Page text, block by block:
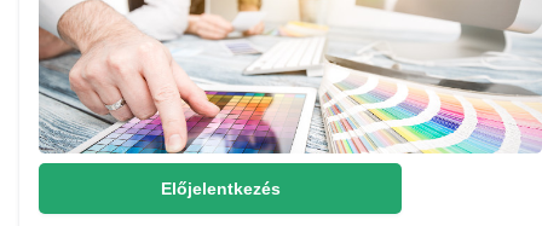
Képzés időtartama
5 év
Választható szakmairányok:
Nem válaszható
Előjelentkezés